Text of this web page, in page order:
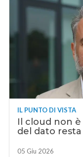
IL PUNTO DI VISTA
Il cloud non è
del dato
05 Giu 2026